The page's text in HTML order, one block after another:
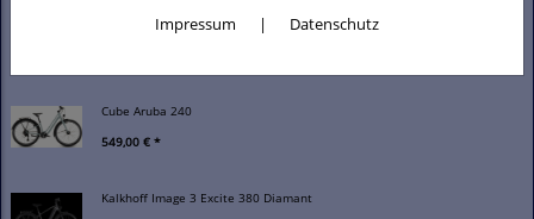
Stevens E-Comuna 7.4.1
Cube Aruba 240
549,00 € *
Kalkhoff Image 3 Excite 380 Diamant
Impressum | Datenschutz